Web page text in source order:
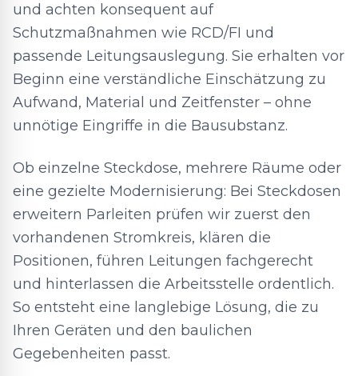
und achten konsequent auf
Schutzmaßnahmen wie RCD/FI und
passende Leitungsauslegung. Sie erhalten vor
Beginn eine verständliche Einschätzung zu
Aufwand, Material und Zeitfenster – ohne
unnötige Eingriffe in die Bausubstanz.
Ob einzelne Steckdose, mehrere Räume oder
eine gezielte Modernisierung: Bei Steckdosen
erweitern Parleiten prüfen wir zuerst den
vorhandenen Stromkreis, klären die
Positionen, führen Leitungen fachgerecht
und hinterlassen die Arbeitsstelle ordentlich.
So entsteht eine langlebige Lösung, die zu
Ihren Geräten und den baulichen
Gegebenheiten passt.